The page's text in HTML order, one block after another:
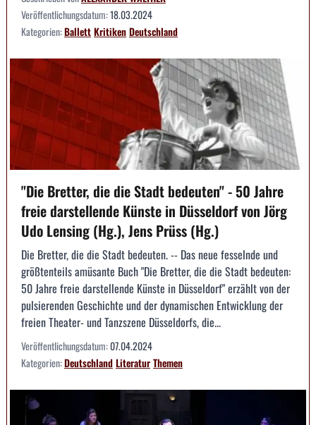
Veröffentlichungsdatum:18.03.2024
Kategorien:BallettKritikenDeutschland
"Die Bretter, die die Stadt bedeuten" - 50 Jahre
freie darstellende Künste in Düsseldorf von Jörg
Udo Lensing (Hg.), Jens Prüss (Hg.)
Die Bretter, die die Stadt bedeuten. -- Das neue fesselnde und
größtenteils amüsante Buch "Die Bretter, die die Stadt bedeuten:
50 Jahre freie darstellende Künste in Düsseldorf" erzählt von der
pulsierenden Geschichte und der dynamischen Entwicklung der
freien Theater- und Tanzszene Düsseldorfs, die...
Veröffentlichungsdatum:07.04.2024
Kategorien:DeutschlandLiteraturThemen